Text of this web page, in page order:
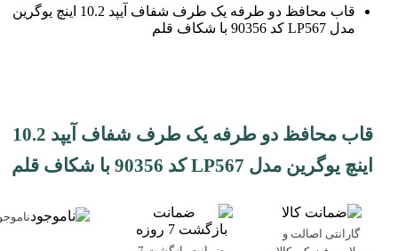
قاب محافظ دو طرفه یک طرف شفاف آیپد 10.2 اینچ یوگرین
مدل LP567 کد 90356 با شکاف قلم
قاب محافظ دو طرفه یک طرف شفاف آیپد 10.2
اینچ یوگرین مدل LP567 کد 90356 با شکاف قلم
گارانتی اصالت و